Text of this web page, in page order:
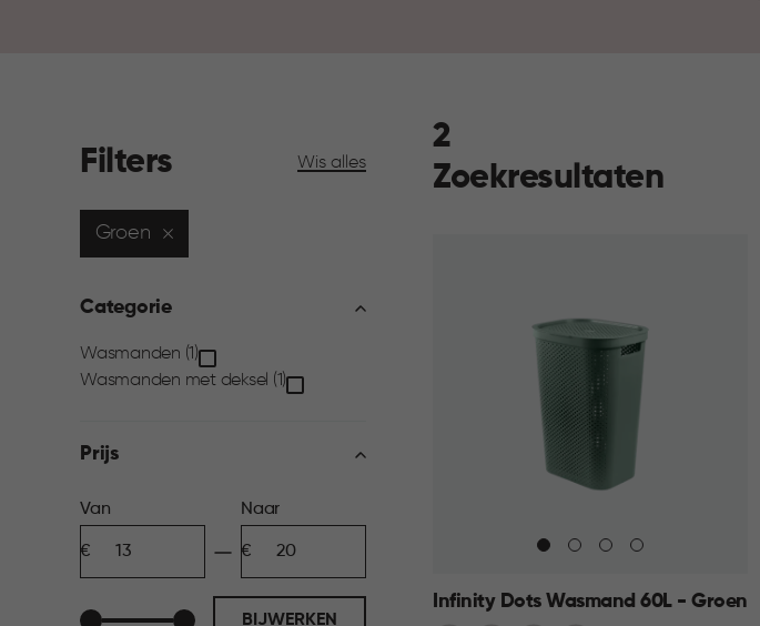
Filters Wis alles
Groen
Categorie
Categorie
Wasmanden (1)
Wasmanden met deksel (1)
Prijs
Prijs
filter
Van
Naar
BIJWERKEN
2
Zoekresultaten
Infinity Dots Wasmand 60L - Groen